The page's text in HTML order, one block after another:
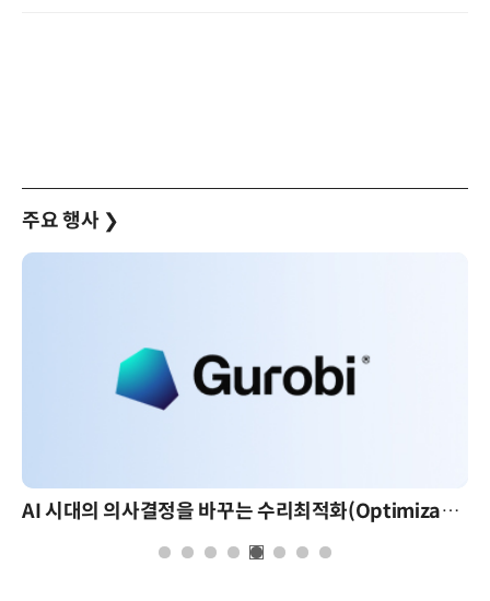
주요 행사 ❯
AI 시대의 의사결정을 바꾸는 수리최적화(Optimization): 실제 산업 적용 사례와 활용 전략 AI 핀옵스 실전 세미나: 폭증하는 AI 토큰